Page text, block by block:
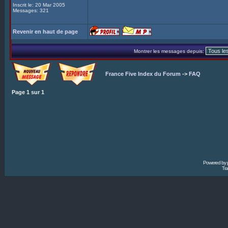
Inscrit le: 20 Mar 2005
Messages: 321
Revenir en haut de page
Montrer les messages depuis:
France Five Index du Forum -> FAQ
Page 1 sur 1
Powered by